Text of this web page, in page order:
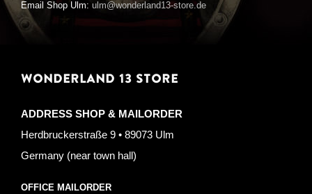
Email Shop Ulm: ulm@wonderland13-store.de
WONDERLAND 13 STORE
ADDRESS SHOP & MAILORDER
Herdbruckerstraße 9 • 89073 Ulm
Germany (near town hall)
OFFICE MAILORDER